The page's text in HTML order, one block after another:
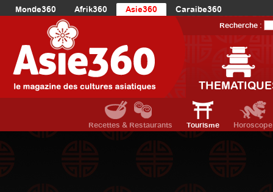
Monde360 Afrik360 Asie360
Caraibe360
Europe360
AmériqueDuNord360
Océanie360
Recherche :
Recettes & Restaurants Tourisme Horoscope